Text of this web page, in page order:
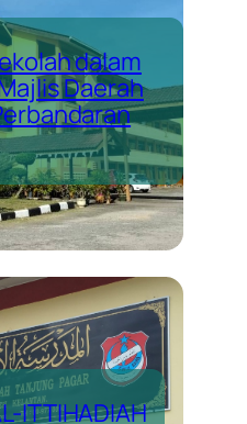
dalam
Daerah
ITTIHADIAH